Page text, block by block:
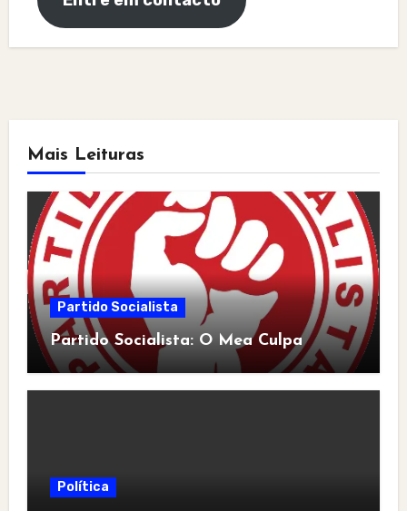
Mais Leituras
Partido Socialista
Partido Socialista: O Mea Culpa
Política